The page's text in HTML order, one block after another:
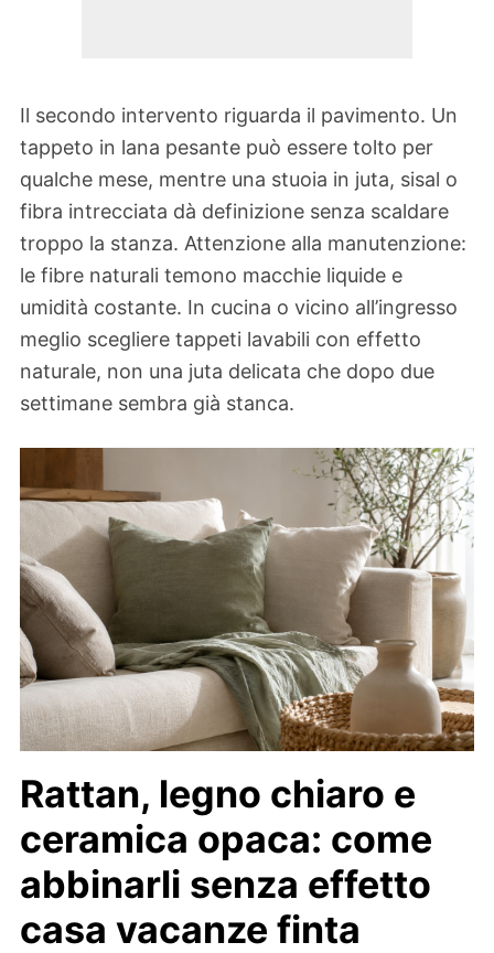
Il secondo intervento riguarda il pavimento. Un
tappeto in lana pesante può essere tolto per
qualche mese, mentre una stuoia in juta, sisal o
fibra intrecciata dà definizione senza scaldare
troppo la stanza. Attenzione alla manutenzione:
le fibre naturali temono macchie liquide e
umidità costante. In cucina o vicino all’ingresso
meglio scegliere tappeti lavabili con effetto
naturale, non una juta delicata che dopo due
settimane sembra già stanca.
Rattan, legno chiaro e
ceramica opaca: come
abbinarli senza effetto
casa vacanze finta